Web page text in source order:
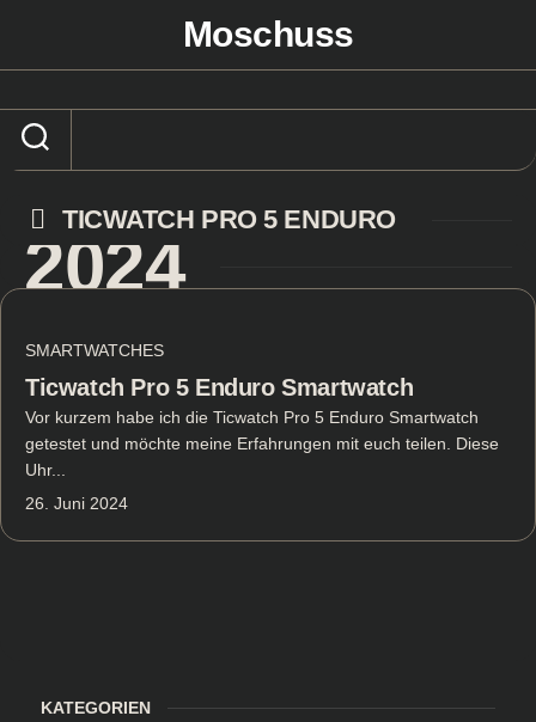
Moschuss
TICWATCH PRO 5 ENDURO
2024
SMARTWATCHES
Ticwatch Pro 5 Enduro Smartwatch
Vor kurzem habe ich die Ticwatch Pro 5 Enduro Smartwatch
getestet und möchte meine Erfahrungen mit euch teilen. Diese
Uhr...
26. Juni 2024
KATEGORIEN